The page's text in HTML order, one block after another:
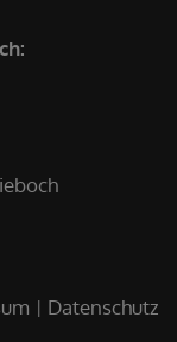
Datenschutz